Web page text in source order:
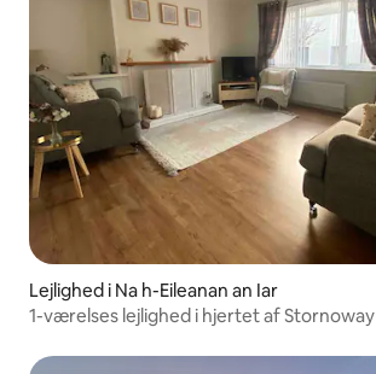
Lejlighed i Na h-Eileanan an Iar
1-værelses lejlighed i hjertet af Stornoway